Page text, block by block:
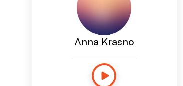
Anna Krasno